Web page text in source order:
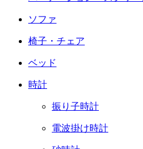
ソファ
椅子・チェア
ベッド
時計
振り子時計
電波掛け時計